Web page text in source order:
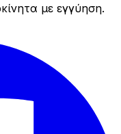
με εγγύηση.